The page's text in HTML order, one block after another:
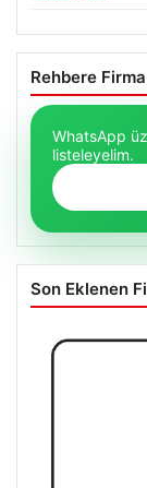
Rehbere
WhatsApp
listeleyelim.
Son Eklenen